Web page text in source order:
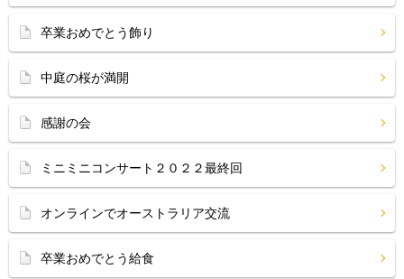
卒業おめでとう飾り
中庭の桜が満開
感謝の会
ミニミニコンサート２０２２最終回
オンラインでオーストラリア交流
卒業おめでとう給食